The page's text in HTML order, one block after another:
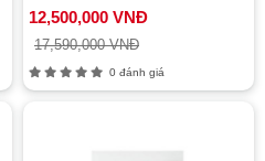
12,500,000 VNĐ
17,590,000 VNĐ
0 đánh giá